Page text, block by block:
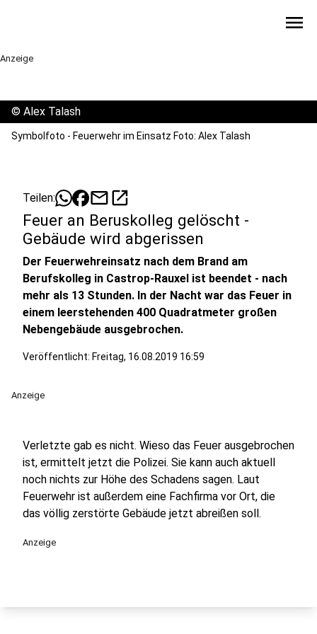
menu
Anzeige
© Alex Talash
Symbolfoto - Feuerwehr im Einsatz Foto: Alex Talash
Teilen: mailopen_in_new
Feuer an Beruskolleg gelöscht -
Gebäude wird abgerissen
Der Feuerwehreinsatz nach dem Brand am
Berufskolleg in Castrop-Rauxel ist beendet - nach
mehr als 13 Stunden. In der Nacht war das Feuer in
einem leerstehenden 400 Quadratmeter großen
Nebengebäude ausgebrochen.
Veröffentlicht: Freitag, 16.08.2019 16:59
Anzeige
Verletzte gab es nicht. Wieso das Feuer ausgebrochen
ist, ermittelt jetzt die Polizei. Sie kann auch aktuell
noch nichts zur Höhe des Schadens sagen. Laut
Feuerwehr ist außerdem eine Fachfirma vor Ort, die
das völlig zerstörte Gebäude jetzt abreißen soll.
Anzeige